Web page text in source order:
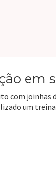
em
com joinhas
um